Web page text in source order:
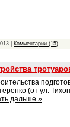
Комментарии (15)
(от ул.
дальше »